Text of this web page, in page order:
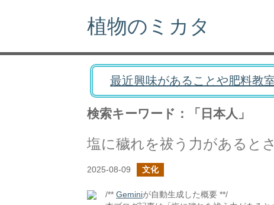
植物のミカタ
最近興味があることや肥料教
検索キーワード：「日本人」
塩に穢れを祓う力があると
2025-08-09 文化
/** Geminiが自動生成した概要 **/